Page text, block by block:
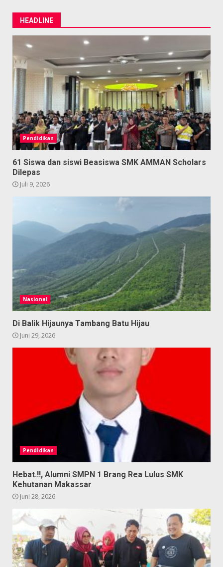
HEADLINE
Pendidikan
61 Siswa dan siswi Beasiswa SMK AMMAN Scholars
Dilepas
Juli 9, 2026
Nasional
Di Balik Hijaunya Tambang Batu Hijau
Juni 29, 2026
Pendidikan
Hebat.!!, Alumni SMPN 1 Brang Rea Lulus SMK
Kehutanan Makassar
Juni 28, 2026